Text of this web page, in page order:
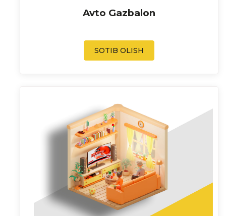
Avto Gazbalon
SOTIB OLISH